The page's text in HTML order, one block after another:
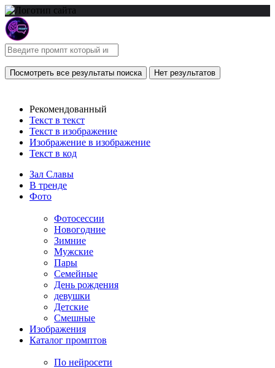
Посмотреть все результаты поиска Нет результатов
Рекомендованный
Текст в текст
Текст в изображение
Изображение в изображение
Текст в код
Зал Славы
В тренде
Фото
Фотосессии
Новогодние
Зимние
Мужские
Пары
Семейные
День рождения
девушки
Детские
Смешные
Изображения
Каталог промптов
По нейросети